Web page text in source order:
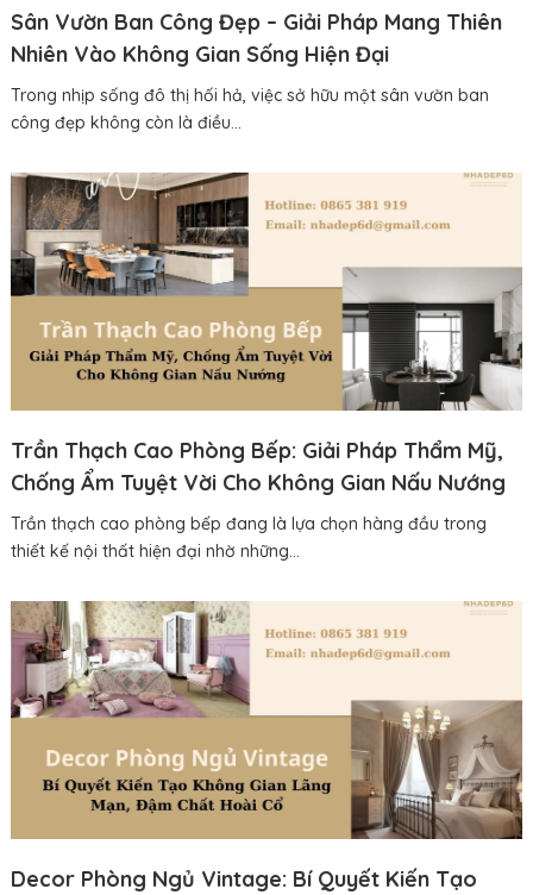
Sân Vườn Ban Công Đẹp – Giải Pháp Mang Thiên
Nhiên Vào Không Gian Sống Hiện Đại
Trong nhịp sống đô thị hối hả, việc sở hữu một sân vườn ban
công đẹp không còn là điều...
Trần Thạch Cao Phòng Bếp: Giải Pháp Thẩm Mỹ,
Chống Ẩm Tuyệt Vời Cho Không Gian Nấu Nướng
Trần thạch cao phòng bếp đang là lựa chọn hàng đầu trong
thiết kế nội thất hiện đại nhờ những...
Decor Phòng Ngủ Vintage: Bí Quyết Kiến Tạo